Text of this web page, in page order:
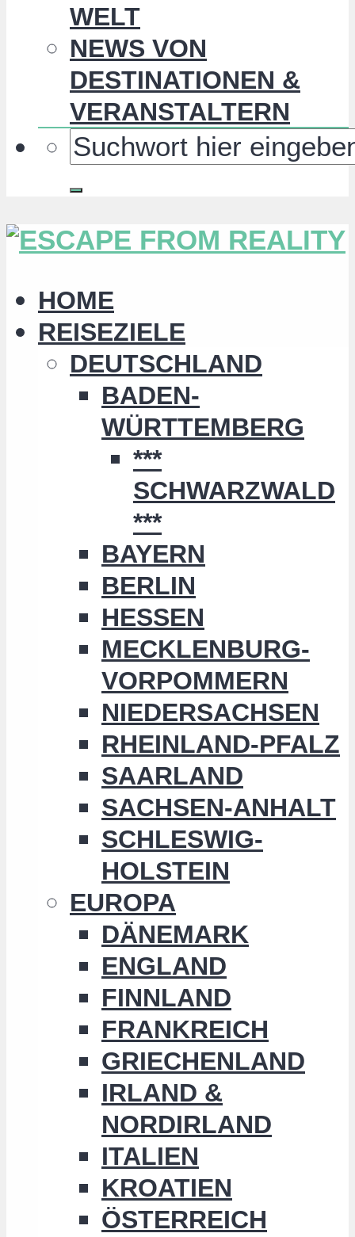
WELT
NEWS VON
DESTINATIONEN &
VERANSTALTERN
HOME
REISEZIELE
DEUTSCHLAND
BADEN-
WÜRTTEMBERG
***
SCHWARZWALD
***
BAYERN
BERLIN
HESSEN
MECKLENBURG-
VORPOMMERN
NIEDERSACHSEN
RHEINLAND-PFALZ
SAARLAND
SACHSEN-ANHALT
SCHLESWIG-
HOLSTEIN
EUROPA
DÄNEMARK
ENGLAND
FINNLAND
FRANKREICH
GRIECHENLAND
IRLAND &
NORDIRLAND
ITALIEN
KROATIEN
ÖSTERREICH